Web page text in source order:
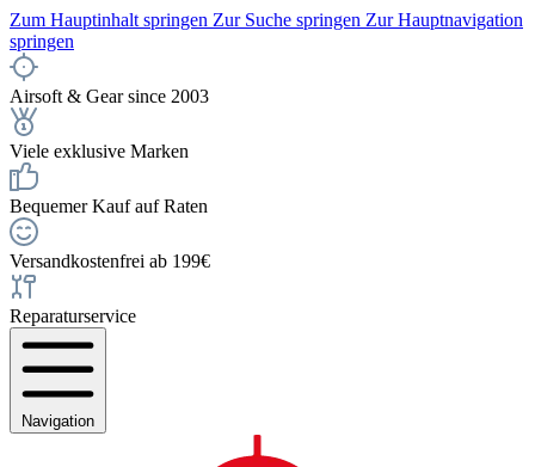
Zum Hauptinhalt springen Zur Suche springen Zur Hauptnavigation
springen
Airsoft & Gear since 2003
Viele exklusive Marken
Bequemer Kauf auf Raten
Versandkostenfrei ab 199€
Reparaturservice
Navigation